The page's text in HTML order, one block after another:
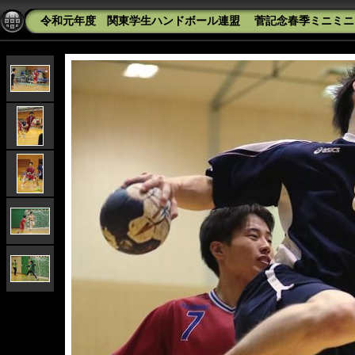
令和元年度 関東学生ハンドボール連盟 菅記念春季ミニ